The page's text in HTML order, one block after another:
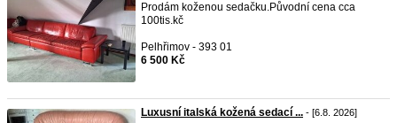
Prodám koženou sedačku.Původní cena cca
100tis.kč
Pelhřimov - 393 01
6 500 Kč
Luxusní italská kožená sedací ... - [6.8. 2026]